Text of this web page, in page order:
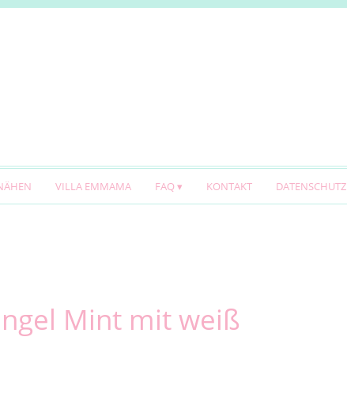
VILLA EMMAMA FAQ KONTAKT DATENSCHUTZ
Mint mit weiß